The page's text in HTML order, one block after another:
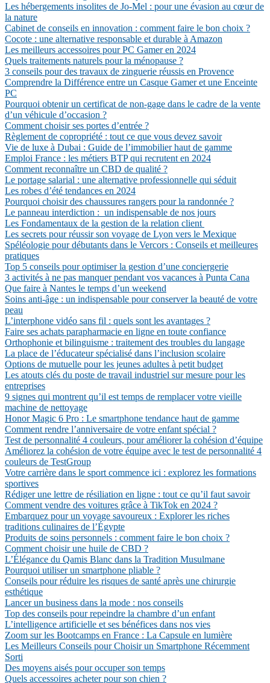
Les hébergements insolites de Jo-Mel : pour une évasion au cœur de
la nature
Cabinet de conseils en innovation : comment faire le bon choix ?
Cocote : une alternative responsable et durable à Amazon
Les meilleurs accessoires pour PC Gamer en 2024
Quels traitements naturels pour la ménopause ?
3 conseils pour des travaux de zinguerie réussis en Provence
Comprendre la Différence entre un Casque Gamer et une Enceinte
PC
Pourquoi obtenir un certificat de non-gage dans le cadre de la vente
d’un véhicule d’occasion ?
Comment choisir ses portes d’entrée ?
Règlement de copropriété : tout ce que vous devez savoir
Vie de luxe à Dubai : Guide de l’immobilier haut de gamme
Emploi France : les métiers BTP qui recrutent en 2024
Comment reconnaître un CBD de qualité ?
Le portage salarial : une alternative professionnelle qui séduit
Les robes d’été tendances en 2024
Pourquoi choisir des chaussures rangers pour la randonnée ?
Le panneau interdiction : un indispensable de nos jours
Les Fondamentaux de la gestion de la relation client
Les secrets pour réussir son voyage de Lyon vers le Mexique
Spéléologie pour débutants dans le Vercors : Conseils et meilleures
pratiques
Top 5 conseils pour optimiser la gestion d’une conciergerie
3 activités à ne pas manquer pendant vos vacances à Punta Cana
Que faire à Nantes le temps d’un weekend
Soins anti-âge : un indispensable pour conserver la beauté de votre
peau
L’interphone vidéo sans fil : quels sont les avantages ?
Faire ses achats parapharmacie en ligne en toute confiance
Orthophonie et bilinguisme : traitement des troubles du langage
La place de l’éducateur spécialisé dans l’inclusion scolaire
Options de mutuelle pour les jeunes adultes à petit budget
Les atouts clés du poste de travail industriel sur mesure pour les
entreprises
9 signes qui montrent qu’il est temps de remplacer votre vieille
machine de nettoyage
Honor Magic 6 Pro : Le smartphone tendance haut de gamme
Comment rendre l’anniversaire de votre enfant spécial ?
Test de personnalité 4 couleurs, pour améliorer la cohésion d’équipe
Améliorez la cohésion de votre équipe avec le test de personnalité 4
couleurs de TestGroup
Votre carrière dans le sport commence ici : explorez les formations
sportives
Rédiger une lettre de résiliation en ligne : tout ce qu’il faut savoir
Comment vendre des voitures grâce à TikTok en 2024 ?
Embarquez pour un voyage savoureux : Explorer les riches
traditions culinaires de l’Égypte
Produits de soins personnels : comment faire le bon choix ?
Comment choisir une huile de CBD ?
L’Élégance du Qamis Blanc dans la Tradition Musulmane
Pourquoi utiliser un smartphone pliable ?
Conseils pour réduire les risques de santé après une chirurgie
esthétique
Lancer un business dans la mode : nos conseils
Top des conseils pour repeindre la chambre d’un enfant
L’intelligence artificielle et ses bénéfices dans nos vies
Zoom sur les Bootcamps en France : La Capsule en lumière
Les Meilleurs Conseils pour Choisir un Smartphone Récemment
Sorti
Des moyens aisés pour occuper son temps
Quels accessoires acheter pour son chien ?